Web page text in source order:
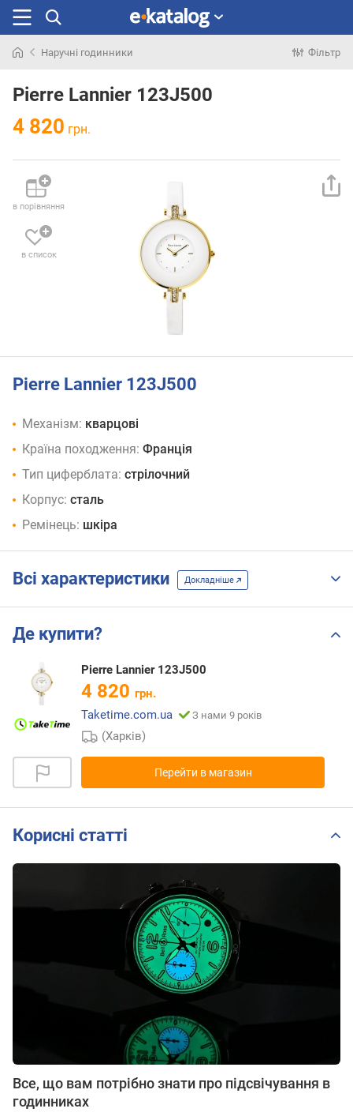
раніше
Наручні годинники Фільтр
Pierre Lannier 123J500
4 820 грн.
в порівняння
в список
Pierre Lannier 123J500
Механізм: кварцові
Країна походження: Франція
Тип циферблата: стрілочний
Корпус: сталь
Ремінець: шкіра
Всі характеристики Докладніше
Де купити?
Pierre Lannier 123J500
4 820 грн.
Taketime.com.ua
З нами 9 років
(Харків)
Перейти в магазин
Корисні статті
Все, що вам потрібно знати про підсвічування в
годинниках